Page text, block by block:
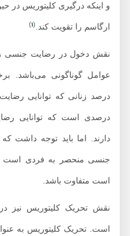
و اینکه درگیری کلیتوریس در حین
ارگاسم را تقویت کند. )
نقش دخول در رضایت جنسی زنان
عوامل گوناگونی می‌باشد. برخی
درصد زنانی که توانایی رضایت
درصدی است که توانایی رضایت
دارند. اما باید توجه داشت که هر
جنسی منحصر به فردی است و
است متفاوت باشد.
نقش تحریک کلیتوریس نیز در
است. تحریک کلیتوریس به